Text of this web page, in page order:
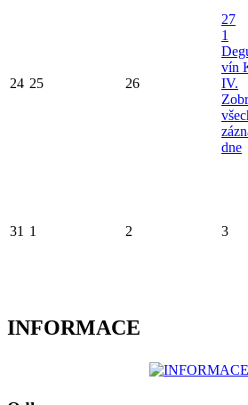
24 25 26
27
1
vín
IV.
dne
31 1 2 3
INFORMACE